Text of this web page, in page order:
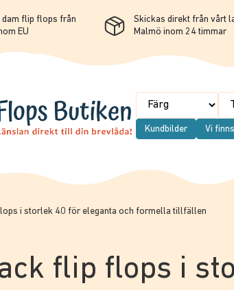
dam flip flops från
EU
Skickas direkt från vårt
Malmö inom 24 timmar
Kundbilder Vi
i storlek 40 för eleganta och formella tillfällen
flip flops i